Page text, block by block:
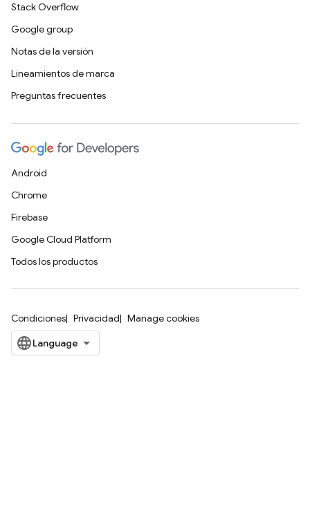
Stack Overflow
Google group
Notas de la versión
Lineamientos de marca
Preguntas frecuentes
Android
Chrome
Firebase
Google Cloud Platform
Todos los productos
Condiciones Privacidad Manage cookies